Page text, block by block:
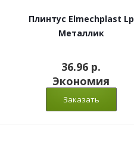
Плинтус Elmechplast Lp
Металлик
36.96 p.
Экономия